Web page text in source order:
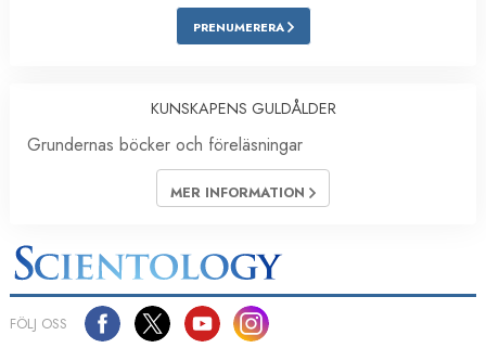
PRENUMERERA
KUNSKAPENS GULDÅLDER
Grundernas böcker och föreläsningar
MER INFORMATION
FÖLJ OSS